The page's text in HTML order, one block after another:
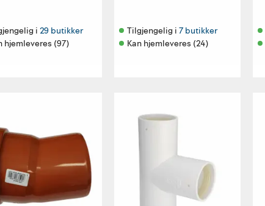
i 29 butikker
hjemleveres (97)
Tilgjengelig i 7 butikker
Kan hjemleveres (24)